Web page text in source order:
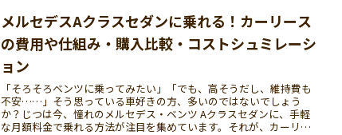
メルセデスAクラスセダンに乗れる！カーリース
の費用や仕組み・購入比較・コストシュミレーシ
ョン
「そろそろベンツに乗ってみたい」「でも、高そうだし、維持費も
不安……」そう思っている車好きの方、多いのではないでしょう
か？じつは今、憧れのメルセデス・ベンツ Aクラスセダンに、手軽
な月額料金で乗れる方法が注目を集めています。それが、カーリ